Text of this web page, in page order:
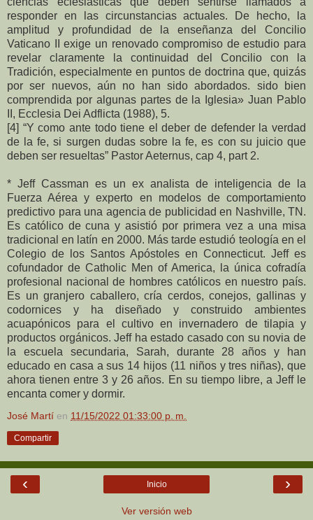
responder en las circunstancias actuales. De hecho, la
amplitud y profundidad de la enseñanza del Concilio
Vaticano II exige un renovado compromiso de estudio para
revelar claramente la continuidad del Concilio con la
Tradición, especialmente en puntos de doctrina que, quizás
por ser nuevos, aún no han sido abordados. sido bien
comprendida por algunas partes de la Iglesia» Juan Pablo
II, Ecclesia Dei Adflicta (1988), 5.
[4] “Y como ante todo tiene el deber de defender la verdad
de la fe, si surgen dudas sobre la fe, es con su juicio que
deben ser resueltas” Pastor Aeternus, cap 4, part 2.
* Jeff Cassman es un ex analista de inteligencia de la
Fuerza Aérea y experto en modelos de comportamiento
predictivo para una agencia de publicidad en Nashville, TN.
Es católico de cuna y asistió por primera vez a una misa
tradicional en latín en 2000. Más tarde estudió teología en el
Colegio de los Santos Apóstoles en Connecticut. Jeff es
cofundador de Catholic Men of America, la única cofradía
profesional nacional de hombres católicos en nuestro país.
Es un granjero caballero, cría cerdos, conejos, gallinas y
codornices y ha diseñado y construido ambientes
acuapónicos para el cultivo en invernadero de tilapia y
productos orgánicos. Jeff ha estado casado con su novia de
la escuela secundaria, Sarah, durante 28 años y han
educado en casa a sus 14 hijos (11 niños y tres niñas), que
ahora tienen entre 3 y 26 años. En su tiempo libre, a Jeff le
encanta comer y dormir.
José Martí en 11/15/2022 01:33:00 p. m.
Compartir
‹ ›
Inicio
Ver versión web